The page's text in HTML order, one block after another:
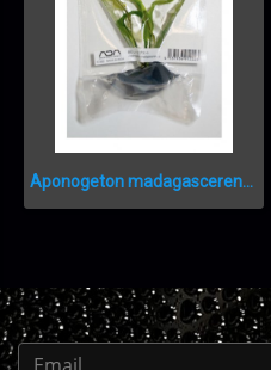
Aponogeton madagascerensis IC300